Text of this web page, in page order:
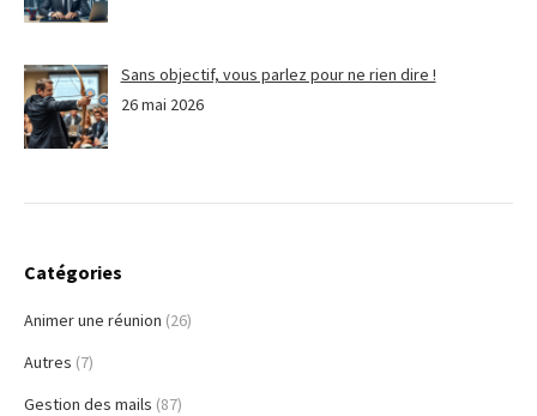
Sans objectif, vous parlez pour ne rien dire !
26 mai 2026
Catégories
Animer une réunion (26)
Autres (7)
Gestion des mails (87)